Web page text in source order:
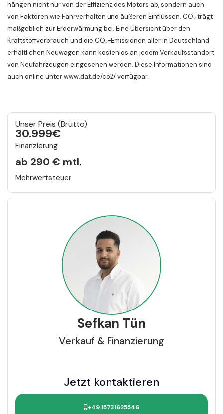
hängen nicht nur von der Effizienz des Motors ab, sondern auch
von Faktoren wie Fahrverhalten und äußeren Einflüssen. CO₂ trägt
maßgeblich zur Erderwärmung bei. Eine Übersicht über den
Kraftstoffverbrauch und die CO₂-Emissionen aller in Deutschland
erhältlichen Neuwagen kann kostenlos an jedem Verkaufsstandort
von Neufahrzeugen eingesehen werden. Diese Informationen sind
auch online unterwww.dat.de/co2/verfügbar.
Unser Preis (Brutto)
30.999€
Finanzierung
ab 290 € mtl.
Mehrwertsteuer
Sefkan Tün
Verkauf & Finanzierung
Jetzt kontaktieren
+49 15731625546